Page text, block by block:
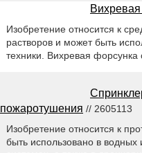
Изобретение относится к
растворов и может быть
техники. Вихревая форсунка
пожаротушения // 2605113
Изобретение относится к
быть использовано в